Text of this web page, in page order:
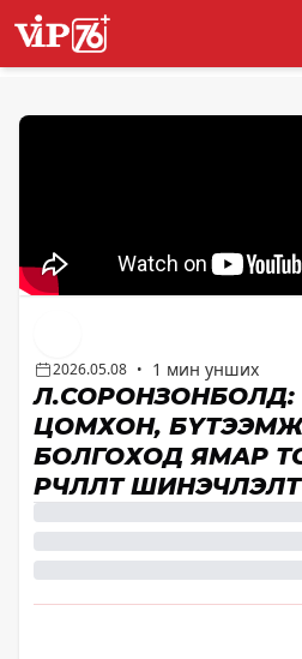
2026.05.08 • 1 мин унших
Л.СОРОНЗОНБОЛД:
ЦОМХОН,
БОЛГОХОД ЯМАР
ӨӨРЧЛӨЛТ